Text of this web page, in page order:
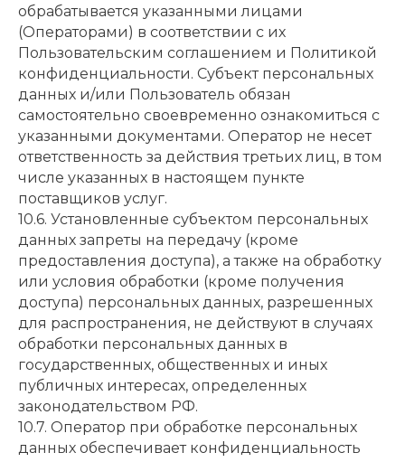
обрабатывается указанными лицами
(Операторами) в соответствии с их
Пользовательским соглашением и Политикой
конфиденциальности. Субъект персональных
данных и/или Пользователь обязан
самостоятельно своевременно ознакомиться с
указанными документами. Оператор не несет
ответственность за действия третьих лиц, в том
числе указанных в настоящем пункте
поставщиков услуг.
10.6. Установленные субъектом персональных
данных запреты на передачу (кроме
предоставления доступа), а также на обработку
или условия обработки (кроме получения
доступа) персональных данных, разрешенных
для распространения, не действуют в случаях
обработки персональных данных в
государственных, общественных и иных
публичных интересах, определенных
законодательством РФ.
10.7. Оператор при обработке персональных
данных обеспечивает конфиденциальность